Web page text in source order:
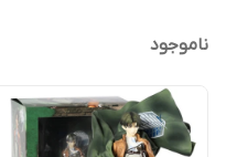
ناموجود